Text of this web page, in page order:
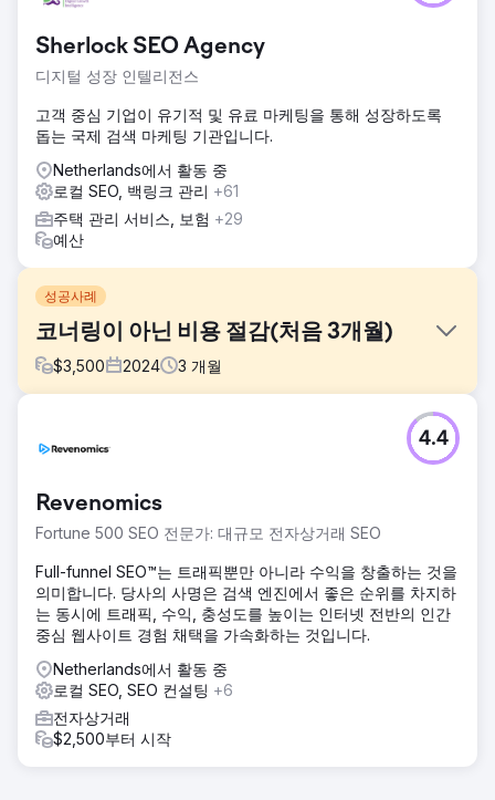
Sherlock SEO Agency
디지털 성장 인텔리전스
고객 중심 기업이 유기적 및 유료 마케팅을 통해 성장하도록
돕는 국제 검색 마케팅 기관입니다.
Netherlands에서 활동 중
로컬 SEO, 백링크 관리 +61
주택 관리 서비스, 보험 +29
예산
성공사례
코너링이 아닌 비용 절감(처음 3개월)
$3,500 2024 3 개월
우리의 미용 고객은 일부 주사제에 대해 전국 최고 순위를 확
보하는 데 도움을 주기를 원했습니다. 그러나 문제는 그녀가
에 첫 페이지 순위를 달성하고 싶었다는 것입니다.
솔루션
우리는 클라이언트를 위한 솔루션이 반드시 짧은 시간 내에 전
국 순위를 달성하는 것이 아니라 그녀의 (주입 가능한 서비스)
키워드에 대해 전환율이 높은 트래픽을 유도하여 광고에 대한
비용 지출을 중단할 수 있도록 하는 것임을 깨달았습니다.
결과
우리는 웹사이트를 최적화하고 제작한 후 즉시 GMB 작업을
시작했습니다. 거의 매일 업데이트되는 GMB의 자세한 게시물
덕분에 지역 순위가 급상승하여 3개월 만에 1위를 차지했습니
다. 고객이 광고 비용 지불을 완전히 중단했습니다. 프로젝트
Revenomics
Fortune 500 SEO 전문가: 대규모 전자상거래 SEO
4.4
Full-funnel SEO™는 트래픽뿐만 아니라 수익을 창출하는 것을
의미합니다. 당사의 사명은 검색 엔진에서 좋은 순위를 차지하
는 동시에 트래픽, 수익, 충성도를 높이는 인터넷 전반의 인간
중심 웹사이트 경험 채택을 가속화하는 것입니다.
Netherlands에서 활동 중
로컬 SEO, SEO 컨설팅 +6
전자상거래
$2,500부터 시작